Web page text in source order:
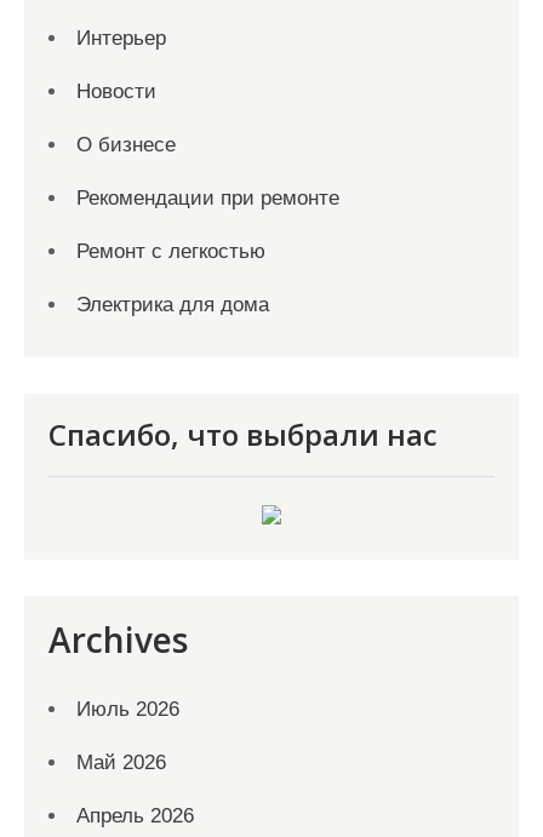
Интерьер
Новости
О бизнесе
Рекомендации при ремонте
Ремонт с легкостью
Электрика для дома
Спасибо, что выбрали нас
Archives
Июль 2026
Май 2026
Апрель 2026